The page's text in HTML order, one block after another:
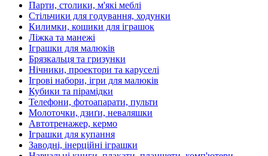
Парти, столики, м'які меблі
Стільчики для годування, ходунки
Килимки, кошики для іграшок
Ліжка та манежі
Іграшки для малюків
Брязкальця та гризунки
Нічники, проектори та каруселі
Ігрові набори, ігри для малюків
Кубики та пірамідки
Телефони, фотоапарати, пульти
Молоточки, дзиґи, неваляшки
Автотренажер, кермо
Іграшки для купання
Заводні, інерційні іграшки